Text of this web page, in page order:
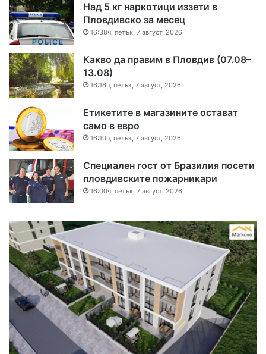
Над 5 кг наркотици иззети в
Пловдивско за месец
16:38ч, петък, 7 август, 2026
Какво да правим в Пловдив (07.08–
13.08)
16:16ч, петък, 7 август, 2026
Етикетите в магазините остават
само в евро
16:10ч, петък, 7 август, 2026
Специален гост от Бразилия посети
пловдивските пожарникари
16:00ч, петък, 7 август, 2026